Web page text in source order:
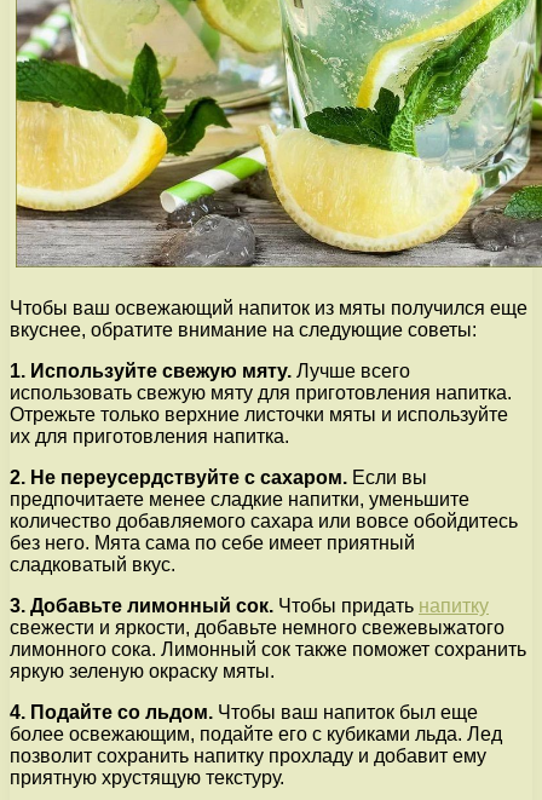
Чтобы ваш освежающий напиток из мяты получился еще
вкуснее, обратите внимание на следующие советы:
1. Используйте свежую мяту. Лучше всего
использовать свежую мяту для приготовления напитка.
Отрежьте только верхние листочки мяты и используйте
их для приготовления напитка.
2. Не переусердствуйте с сахаром. Если вы
предпочитаете менее сладкие напитки, уменьшите
количество добавляемого сахара или вовсе обойдитесь
без него. Мята сама по себе имеет приятный
сладковатый вкус.
3. Добавьте лимонный сок. Чтобы придать напитку
свежести и яркости, добавьте немного свежевыжатого
лимонного сока. Лимонный сок также поможет сохранить
яркую зеленую окраску мяты.
4. Подайте со льдом. Чтобы ваш напиток был еще
более освежающим, подайте его с кубиками льда. Лед
позволит сохранить напитку прохладу и добавит ему
приятную хрустящую текстуру.